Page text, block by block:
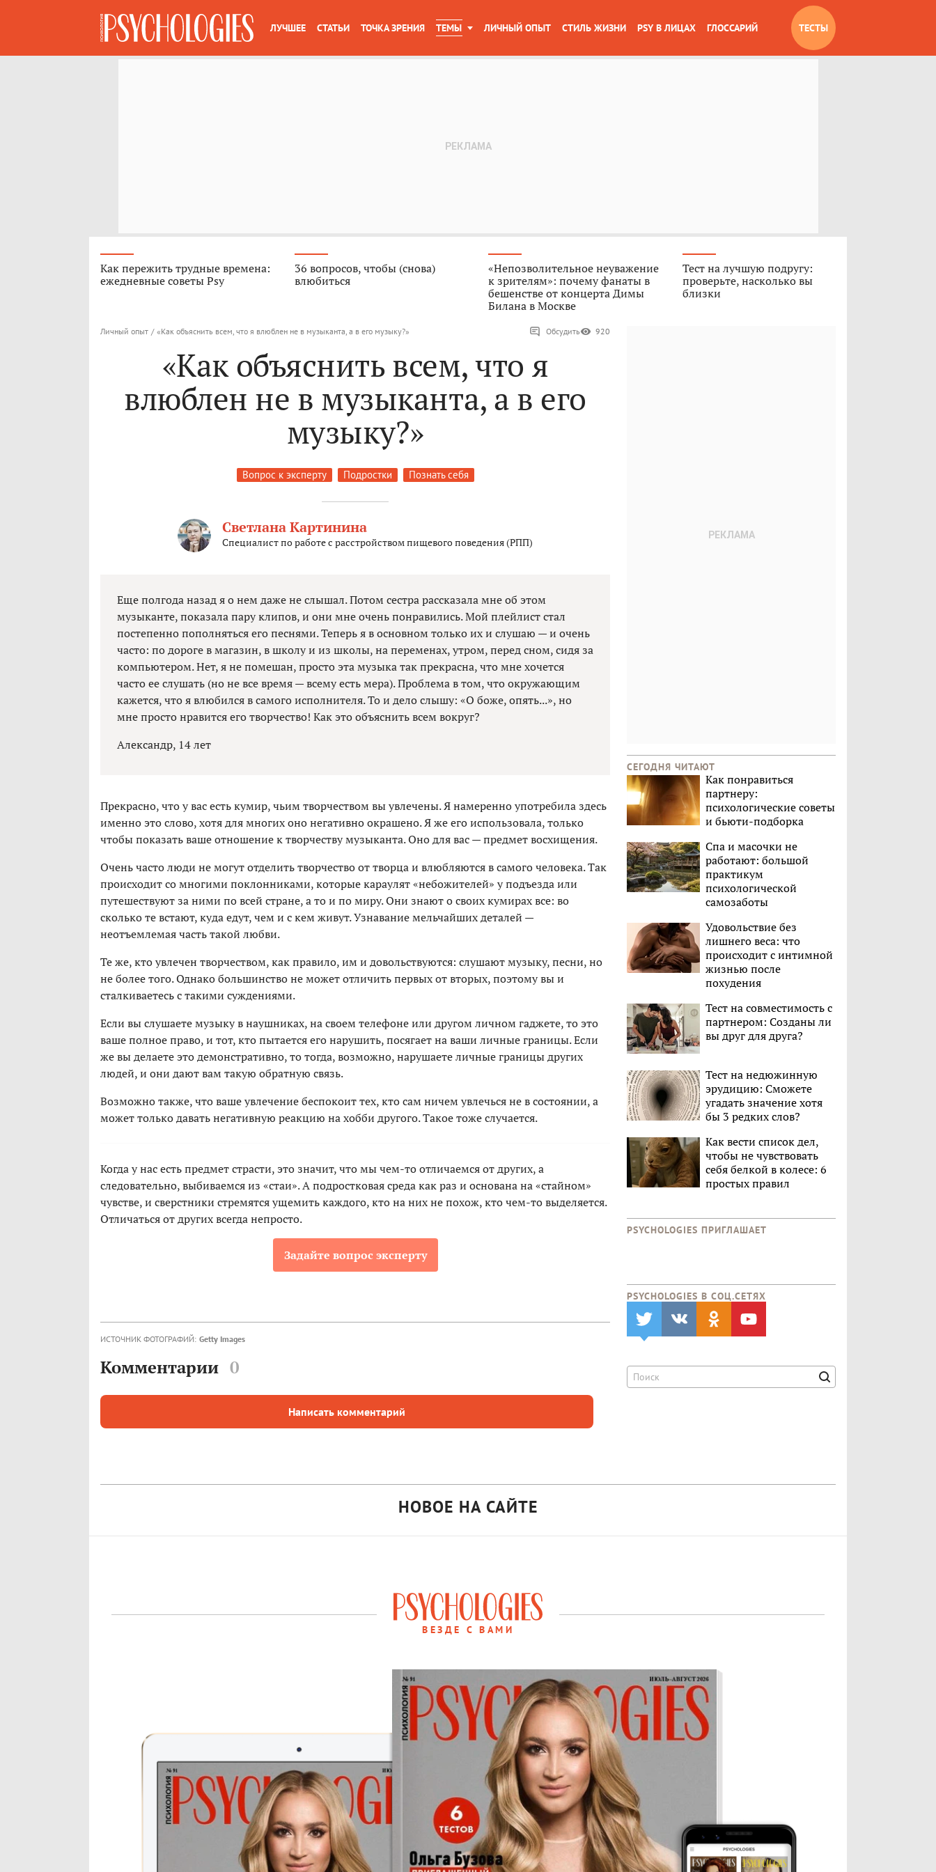
ЛУЧШЕЕ СТАТЬИ ТОЧКА ЗРЕНИЯ ТЕМЫ ЛИЧНЫЙ ОПЫТ СТИЛЬ ЖИЗНИ PSY В ЛИЦАХ ГЛОССАРИЙ ТЕСТЫ
Как пережить трудные времена:
ежедневные советы Psy
36 вопросов, чтобы (снова)
влюбиться
«Непозволительное неуважение
к зрителям»: почему фанаты в
бешенстве от концерта Димы
Билана в Москве
Тест на лучшую подругу:
проверьте, насколько вы
близки
Личный опыт / «Как объяснить всем, что я влюблен не в музыканта, а в его музыку?» Обсудить 920
«Как объяснить всем, что я
влюблен не в музыканта, а в его
музыку?»
Вопрос к эксперту Подростки Познать себя
Светлана Картинина
Специалист по работе с расстройством пищевого поведения (РПП)
Еще полгода назад я о нем даже не слышал. Потом сестра рассказала мне об этом
музыканте, показала пару клипов, и они мне очень понравились. Мой плейлист стал
постепенно пополняться его песнями. Теперь я в основном только их и слушаю — и очень
часто: по дороге в магазин, в школу и из школы, на переменах, утром, перед сном, сидя за
компьютером. Нет, я не помешан, просто эта музыка так прекрасна, что мне хочется
часто ее слушать (но не все время — всему есть мера). Проблема в том, что окружающим
кажется, что я влюбился в самого исполнителя. То и дело слышу: «О боже, опять...», но
мне просто нравится его творчество! Как это объяснить всем вокруг?
Александр, 14 лет
Прекрасно, что у вас есть кумир, чьим творчеством вы увлечены. Я намеренно употребила здесь
именно это слово, хотя для многих оно негативно окрашено. Я же его использовала, только
чтобы показать ваше отношение к творчеству музыканта. Оно для вас — предмет восхищения.
Очень часто люди не могут отделить творчество от творца и влюбляются в самого человека. Так
происходит со многими поклонниками, которые караулят «небожителей» у подъезда или
путешествуют за ними по всей стране, а то и по миру. Они знают о своих кумирах все: во
сколько те встают, куда едут, чем и с кем живут. Узнавание мельчайших деталей —
неотъемлемая часть такой любви.
Те же, кто увлечен творчеством, как правило, им и довольствуются: слушают музыку, песни, но
не более того. Однако большинство не может отличить первых от вторых, поэтому вы и
сталкиваетесь с такими суждениями.
Если вы слушаете музыку в наушниках, на своем телефоне или другом личном гаджете, то это
ваше полное право, и тот, кто пытается его нарушить, посягает на ваши личные границы. Если
же вы делаете это демонстративно, то тогда, возможно, нарушаете личные границы других
людей, и они дают вам такую обратную связь.
Возможно также, что ваше увлечение беспокоит тех, кто сам ничем увлечься не в состоянии, а
может только давать негативную реакцию на хобби другого. Такое тоже случается.
Когда у нас есть предмет страсти, это значит, что мы чем-то отличаемся от других, а
следовательно, выбиваемся из «стаи». А подростковая среда как раз и основана на «стайном»
чувстве, и сверстники стремятся ущемить каждого, кто на них не похож, кто чем-то выделяется.
Отличаться от других всегда непросто.
Задайте вопрос эксперту
ИСТОЧНИК ФОТОГРАФИЙ: Getty Images
Комментарии 0
Написать комментарий
СЕГОДНЯ ЧИТАЮТ
Как понравиться
партнеру:
психологические советы
и бьюти-подборка
Спа и масочки не
работают: большой
практикум
психологической
самозаботы
Удовольствие без
лишнего веса: что
происходит с интимной
жизнью после
похудения
Тест на совместимость с
партнером: Созданы ли
вы друг для друга?
Тест на недюжинную
эрудицию: Сможете
угадать значение хотя
бы 3 редких слов?
Как вести список дел,
чтобы не чувствовать
себя белкой в колесе: 6
простых правил
PSYCHOLOGIES ПРИГЛАШАЕТ
PSYCHOLOGIES В CОЦ.СЕТЯХ
НОВОЕ НА САЙТЕ
ВЕЗДЕ С ВАМИ